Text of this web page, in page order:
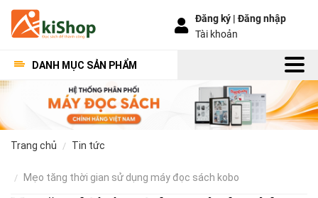
Đăng ký |Đăng nhập
Tài khoản
DANH MỤC SẢN PHẨM
trang chủ tin tức
mẹo tăng thời gian sử dụng máy đọc sách kobo